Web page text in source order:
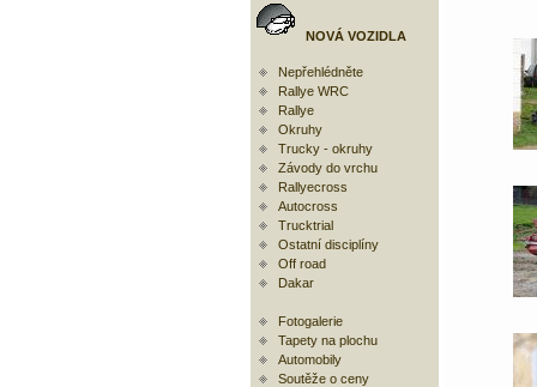
NOVÁ VOZIDLA
Nepřehlédněte
Rallye WRC
Rallye
Okruhy
Trucky - okruhy
Závody do vrchu
Rallyecross
Autocross
Trucktrial
Ostatní disciplíny
Off road
Dakar
Fotogalerie
Tapety na plochu
Automobily
Soutěže o ceny